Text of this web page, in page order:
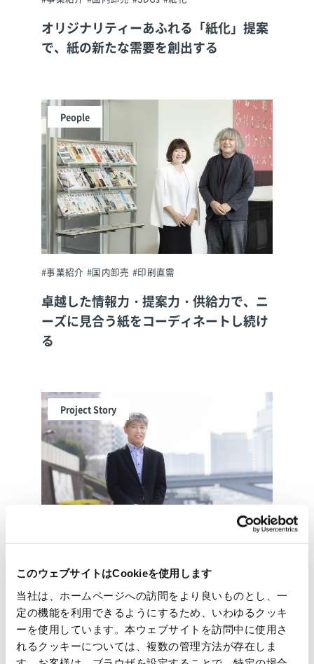
このウェブサイトはCookieを使用します
当社は、ホームページへの訪問をより良いものとし、一
定の機能を利用できるようにするため、いわゆるクッキ
ーを使用しています。本ウェブサイトを訪問中に使用さ
れるクッキーについては、複数の管理方法が存在しま
オリジナリティーあふれる「紙化」提案
で、紙の新たな需要を創出する
People
#事業紹介 #国内卸売 #印刷直需
卓越した情報力・提案力・供給力で、ニ
ーズに見合う紙をコーディネートし続け
る
Project Story
社会課題を解決する トイレトレーラー事
業。 普及の“けん引役”として存在感を示
していく